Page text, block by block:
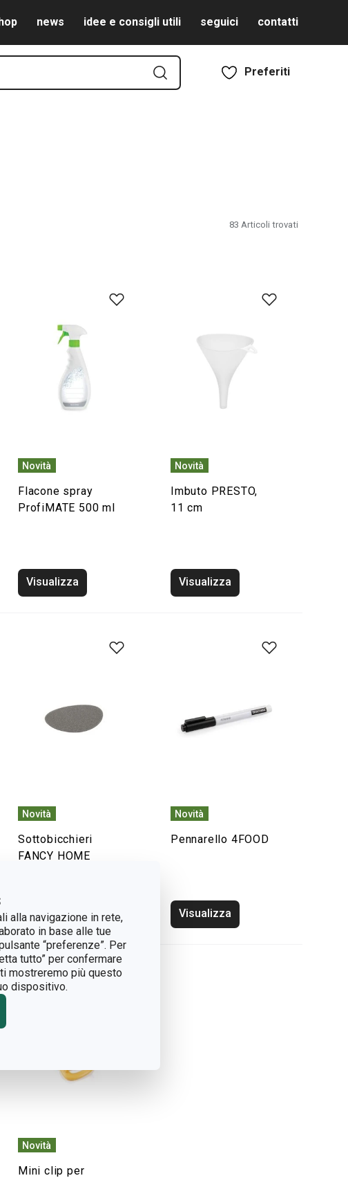
alla navigazione in rete,
in base alle tue
“preferenze”. Per
tutto” per confermare
mostreremo più questo
dispositivo.
news idee e consigli utili seguici contatti
Preferiti
83 Articoli trovati
Novità
Flacone spray
ProfiMATE 500 ml
Visualizza
Novità
Imbuto PRESTO,
11 cm
Visualizza
Novità
Sottobicchieri
FANCY HOME
Visualizza
Novità
Pennarello 4FOOD
Visualizza
Novità
Mini clip per